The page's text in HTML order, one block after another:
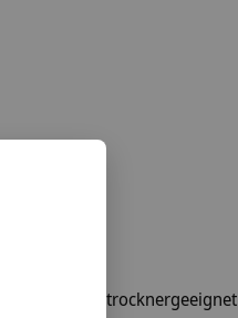
nicht trocknergeeignet